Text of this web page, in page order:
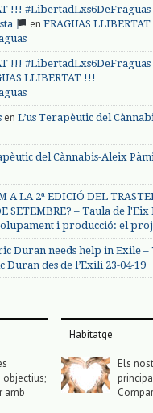
!!! #LibertadLxs6DeFraguas
enFRAGUAS
!!! #LibertadLxs6DeFraguas |
LLIBERTAT !!!
enL’us Terapèutic del
del Cànnabis-Aleix
A LA 2ª EDICIÓ DEL
SETEMBRE? – Taula de
i producció: el
Duran needs help in Exile –
Duran des de l’Exili 23-04-19
objectius;
amb
Habitatge
Els